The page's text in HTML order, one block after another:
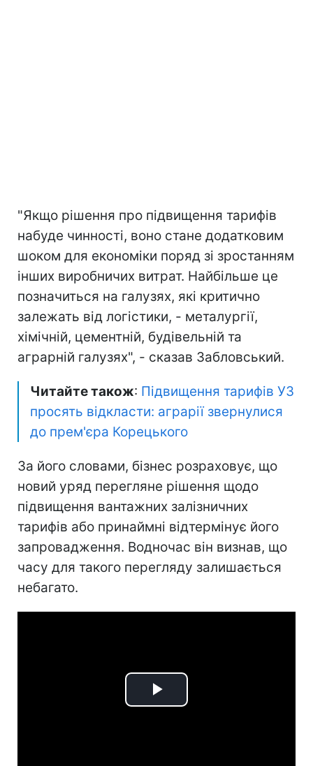
"Якщо рішення про підвищення тарифів
набуде чинності, воно стане додатковим
шоком для економіки поряд зі зростанням
інших виробничих витрат. Найбільше це
позначиться на галузях, які критично
залежать від логістики, - металургії,
хімічній, цементній, будівельній та
аграрній галузях", - сказав Забловський.
Читайте також: Підвищення тарифів УЗ
просять відкласти: аграрії звернулися
до прем'єра Корецького
За його словами, бізнес розраховує, що
новий уряд перегляне рішення щодо
підвищення вантажних залізничних
тарифів або принаймні відтермінує його
запровадження. Водночас він визнав, що
часу для такого перегляду залишається
небагато.
Play